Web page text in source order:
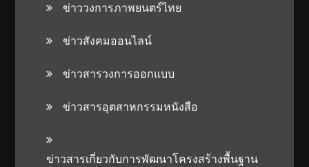
ข่าววงการภาพยนตร์ไทย
ข่าวสังคมออนไลน์
ข่าวสารวงการออกแบบ
ข่าวสารอุตสาหกรรมหนังสือ
ข่าวสารเกี่ยวกับการพัฒนาโครงสร้างพื้นฐาน